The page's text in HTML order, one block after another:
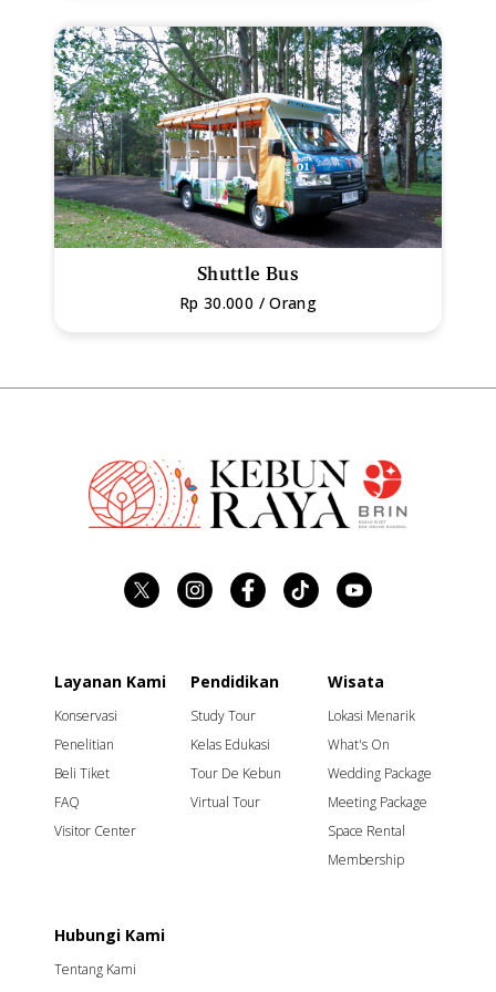
SPACE RENTAL
GUEST HOUSE
MEMBERSHIP
Shuttle Bus
Rp 30.000 / Orang
Layanan Kami
Konservasi
Penelitian
Beli Tiket
FAQ
Visitor Center
Pendidikan
Study Tour
Kelas Edukasi
Tour De Kebun
Virtual Tour
Wisata
Lokasi Menarik
What's On
Wedding Package
Meeting Package
Space Rental
Membership
Hubungi Kami
Tentang Kami